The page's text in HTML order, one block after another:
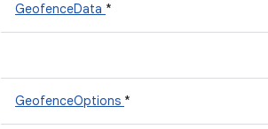
GeofenceData *
GeofenceOptions *